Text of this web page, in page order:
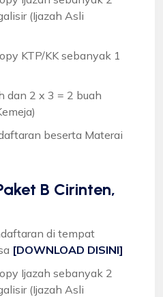
(Ijazah Asli
KTP/KK sebanyak 1
dan 2 x 3 = 2 buah
beserta Materai
B Cirinten,
di tempat
[DOWNLOAD DISINI]
Ijazah sebanyak 2
(Ijazah Asli